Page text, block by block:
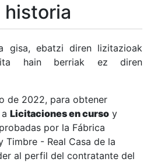
gisa, ebatzi diren lizitazioak
hain berriak ez diren
de 2022, para obtener
Licitaciones en curso y
por la Fábrica
Timbre - Real Casa de la
al perfil del contratante del